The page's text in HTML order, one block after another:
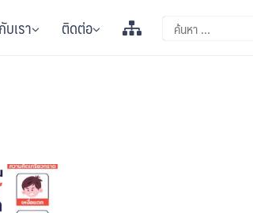
บเรา ติดต่อ